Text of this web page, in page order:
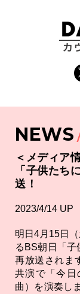
NEWS
＜メディア
「子供たち
送！
2023/4/14 UP
明日4月15日
るBS朝日「子
再放送されま
共演で「今日
曲）を演奏し